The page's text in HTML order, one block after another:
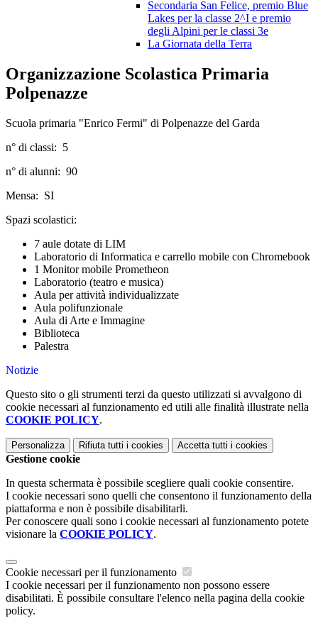
Secondaria San Felice, premio Blue
Lakes per la classe 2^I e premio
degli Alpini per le classi 3e
La Giornata della Terra
Organizzazione Scolastica Primaria
Polpenazze
Scuola primaria "Enrico Fermi" di Polpenazze del Garda
n° di classi: 5
n° di alunni: 90
Mensa: SI
Spazi scolastici:
7 aule dotate di LIM
Laboratorio di Informatica e carrello mobile con Chromebook
1 Monitor mobile Prometheon
Laboratorio (teatro e musica)
Aula per attività individualizzate
Aula polifunzionale
Aula di Arte e Immagine
Biblioteca
Palestra
Notizie
Questo sito o gli strumenti terzi da questo utilizzati si avvalgono di
cookie necessari al funzionamento ed utili alle finalità illustrate nella
COOKIE POLICY.
Personalizza Rifiuta tutti i cookies Accetta tutti i cookies
Gestione cookie
In questa schermata è possibile scegliere quali cookie consentire.
I cookie necessari sono quelli che consentono il funzionamento della
piattaforma e non è possibile disabilitarli.
Per conoscere quali sono i cookie necessari al funzionamento potete
visionare la COOKIE POLICY.
Cookie necessari per il funzionamento
I cookie necessari per il funzionamento non possono essere
disabilitati. È possibile consultare l'elenco nella pagina della cookie
policy.